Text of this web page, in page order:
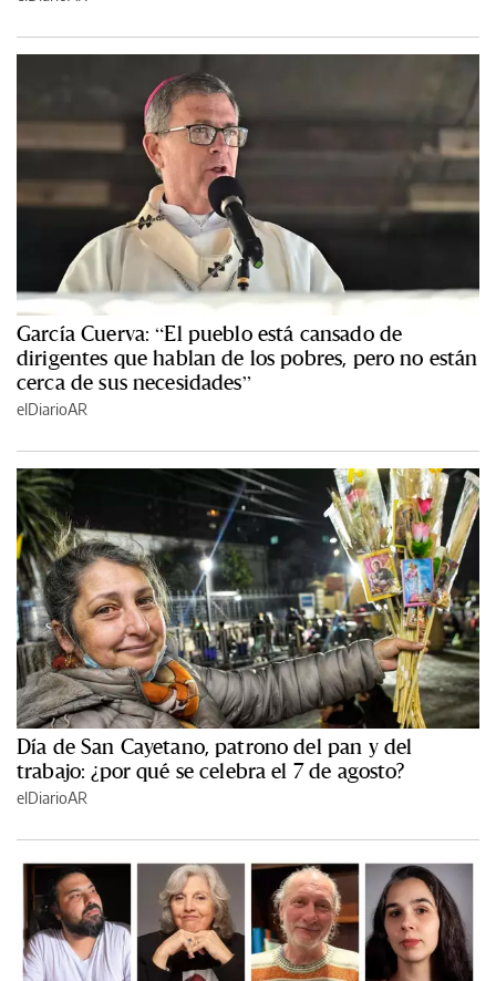
García Cuerva: “El pueblo está cansado de
dirigentes que hablan de los pobres, pero no están
cerca de sus necesidades”
elDiarioAR
Día de San Cayetano, patrono del pan y del
trabajo: ¿por qué se celebra el 7 de agosto?
elDiarioAR